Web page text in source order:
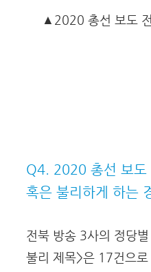
▲2020 총선 보도
Q4. 2020 총선 보도
혹은 불리하게 하는
전북 방송 3사의 정당
불리 제목>은 17건으